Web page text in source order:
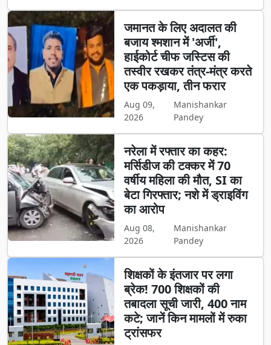
जमानत के लिए अदालत की
बजाय श्मशान में 'अर्जी',
हाईकोर्ट चीफ जस्टिस की
तस्वीर रखकर तंत्र-मंत्र करते
एक पकड़ाया, तीन फरार
Aug 09,
2026
Manishankar
Pandey
नरेला में रफ्तार का कहर:
मर्सिडीज की टक्कर में 70
वर्षीय महिला की मौत, SI का
बेटा गिरफ्तार; नशे में ड्राइविंग
का आरोप
Aug 08,
2026
Manishankar
Pandey
शिक्षकों के इंतजार पर लगा
ब्रेक! 700 शिक्षकों की
तबादला सूची जारी, 400 नाम
कटे; जानें किन मामलों में रुका
ट्रांसफर